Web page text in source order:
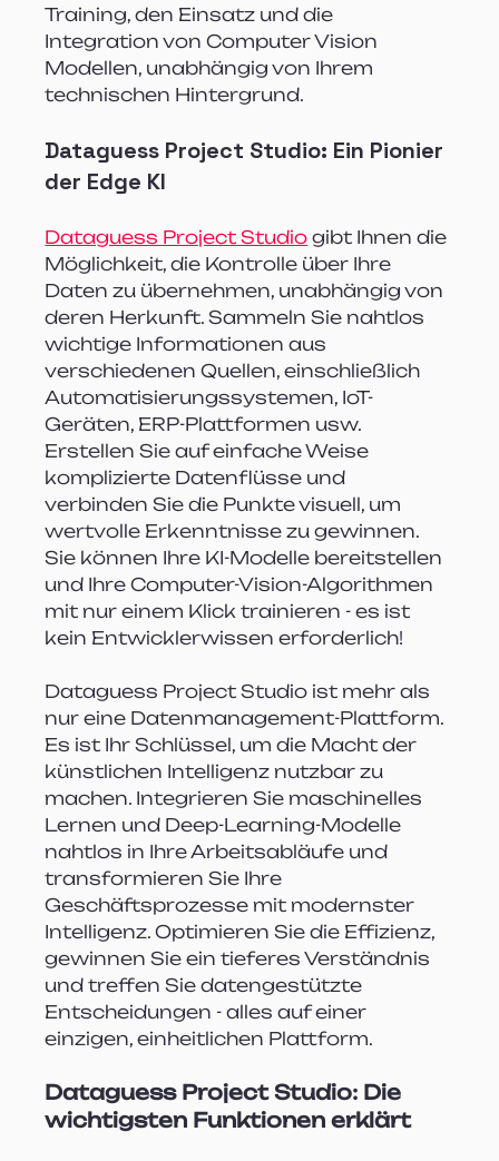
Training, den Einsatz und die
Integration von Computer Vision
Modellen, unabhängig von Ihrem
technischen Hintergrund.
Dataguess Project Studio: Ein Pionier
der Edge KI
Dataguess Project Studio gibt Ihnen die
Möglichkeit, die Kontrolle über Ihre
Daten zu übernehmen, unabhängig von
deren Herkunft. Sammeln Sie nahtlos
wichtige Informationen aus
verschiedenen Quellen, einschließlich
Automatisierungssystemen, IoT-
Geräten, ERP-Plattformen usw.
Erstellen Sie auf einfache Weise
komplizierte Datenflüsse und
verbinden Sie die Punkte visuell, um
wertvolle Erkenntnisse zu gewinnen.
Sie können Ihre KI-Modelle bereitstellen
und Ihre Computer-Vision-Algorithmen
mit nur einem Klick trainieren - es ist
kein Entwicklerwissen erforderlich!
Dataguess Project Studio ist mehr als
nur eine Datenmanagement-Plattform.
Es ist Ihr Schlüssel, um die Macht der
künstlichen Intelligenz nutzbar zu
machen. Integrieren Sie maschinelles
Lernen und Deep-Learning-Modelle
nahtlos in Ihre Arbeitsabläufe und
transformieren Sie Ihre
Geschäftsprozesse mit modernster
Intelligenz. Optimieren Sie die Effizienz,
gewinnen Sie ein tieferes Verständnis
und treffen Sie datengestützte
Entscheidungen - alles auf einer
einzigen, einheitlichen Plattform.
Dataguess Project Studio: Die
wichtigsten Funktionen erklärt